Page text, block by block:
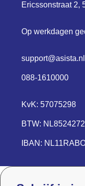
Ericssonstraat 2,
Op werkdagen
support@asista.nl
088-1610000
KvK: 57075298
BTW:
IBAN: